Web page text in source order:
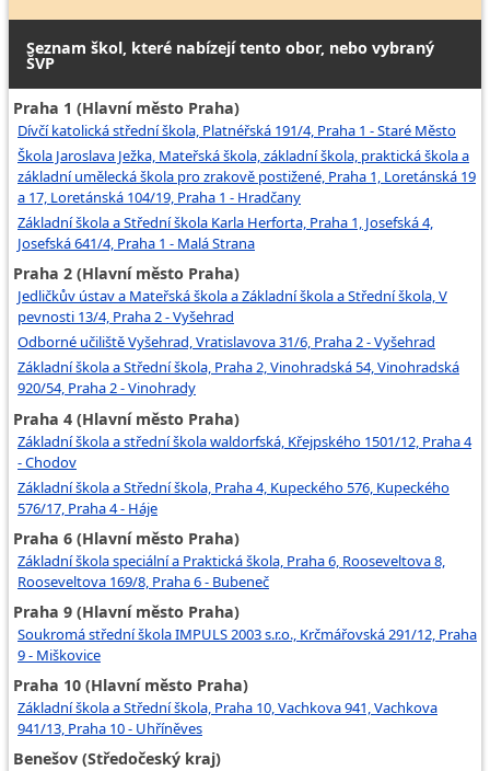
Seznam škol, které nabízejí tento obor, nebo vybraný
ŠVP
Praha 1 (Hlavní město Praha)
Dívčí katolická střední škola, Platnéřská 191/4, Praha 1 - Staré Město
Škola Jaroslava Ježka, Mateřská škola, základní škola, praktická škola a
základní umělecká škola pro zrakově postižené, Praha 1, Loretánská 19
a 17, Loretánská 104/19, Praha 1 - Hradčany
Základní škola a Střední škola Karla Herforta, Praha 1, Josefská 4,
Josefská 641/4, Praha 1 - Malá Strana
Praha 2 (Hlavní město Praha)
Jedličkův ústav a Mateřská škola a Základní škola a Střední škola, V
pevnosti 13/4, Praha 2 - Vyšehrad
Odborné učiliště Vyšehrad, Vratislavova 31/6, Praha 2 - Vyšehrad
Základní škola a Střední škola, Praha 2, Vinohradská 54, Vinohradská
920/54, Praha 2 - Vinohrady
Praha 4 (Hlavní město Praha)
Základní škola a střední škola waldorfská, Křejpského 1501/12, Praha 4
- Chodov
Základní škola a Střední škola, Praha 4, Kupeckého 576, Kupeckého
576/17, Praha 4 - Háje
Praha 6 (Hlavní město Praha)
Základní škola speciální a Praktická škola, Praha 6, Rooseveltova 8,
Rooseveltova 169/8, Praha 6 - Bubeneč
Praha 9 (Hlavní město Praha)
Soukromá střední škola IMPULS 2003 s.r.o., Krčmářovská 291/12, Praha
9 - Miškovice
Praha 10 (Hlavní město Praha)
Základní škola a Střední škola, Praha 10, Vachkova 941, Vachkova
941/13, Praha 10 - Uhříněves
Benešov (Středočeský kraj)